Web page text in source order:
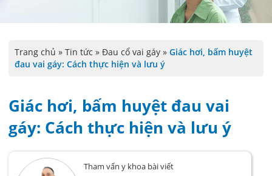
Trang chủ » Tin tức » Đau cổ vai gáy » Giác hơi, bấm huyệt
đau vai gáy: Cách thực hiện và lưu ý
Giác hơi, bấm huyệt đau vai
gáy: Cách thực hiện và lưu ý
Tham vấn y khoa bài viết